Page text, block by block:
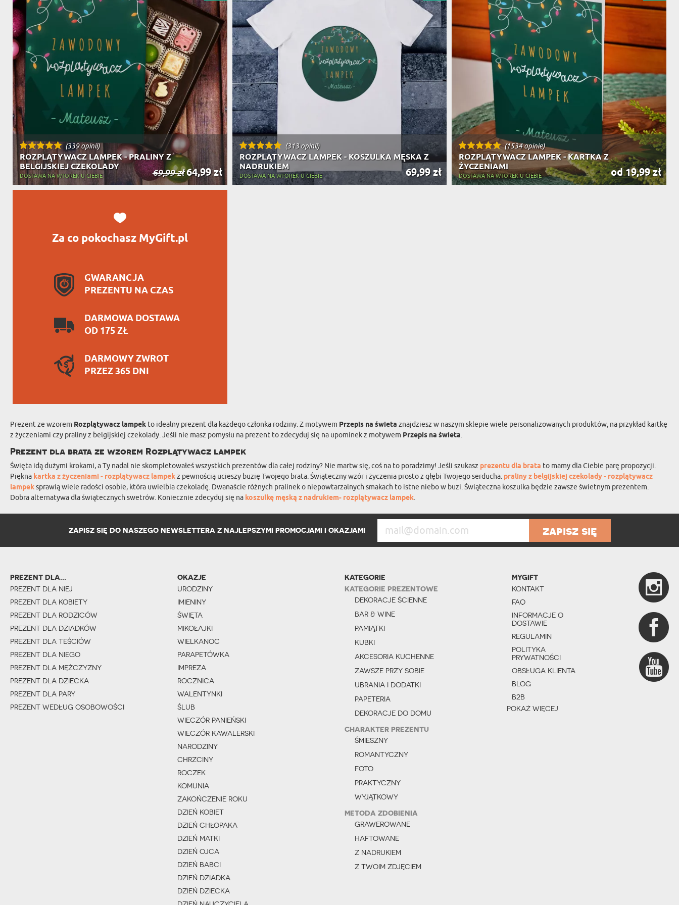
PREZENT DLATEŚCIÓW
PODRÓŻNIKA
ROWERZYSTY
SENIORA
SPORTOWCA
STRAŻAKA
SZEFA
WĘDKARZA
ŻARTOWNISIA
PRODUKTY SPOŻYWCZE
CHARAKTER PREZENTU
BESTSELLER
(339 opinii)
ROZPLĄTYWACZ LAMPEK - PRALINY Z
BELGIJSKIEJ CZEKOLADY
69,99 zł64,99 zł
DOSTAWA NA WTOREK U CIEBIE
(313 opinii)
ROZPLĄTYWACZ LAMPEK - KOSZULKA MĘSKA Z
NADRUKIEM
69,99 zł
DOSTAWA NA WTOREK U CIEBIE
Za co pokochasz MyGift.pl
GWARANCJA
PREZENTU NA CZAS
DARMOWA DOSTAWA
OD 175 ZŁ
DARMOWY ZWROT
PRZEZ 365 DNI
(1534 opinie)
ROZPLĄTYWACZ LAMPEK - KARTKA Z
ŻYCZENIAMI
od 19,99 zł
DOSTAWA NA WTOREK U CIEBIE
Prezent ze wzorem Rozplątywacz lampek to idealny prezent dla każdego członka rodziny. Z motywem Przepis na świeta znajdziesz w naszym sklepie wiele personalizowanych produktów, na przykład kartkę
z życzeniami czy praliny z belgijskiej czekolady. Jeśli nie masz pomysłu na prezent to zdecyduj się na upominek z motywem Przepis na świeta.
Prezent dla brata ze wzorem Rozplątywacz lampek
Święta idą dużymi krokami, a Ty nadal nie skompletowałeś wszystkich prezentów dla całej rodziny? Nie martw się, coś na to poradzimy! Jeśli szukasz prezentu dla brata to mamy dla Ciebie parę propozycji.
Piękna kartka z życzeniami - rozplątywacz lampekz pewnością ucieszy buzię Twojego brata. Świąteczny wzór i życzenia prosto z głębi Twojego serducha. praliny z belgijskiej czekolady - rozplątywacz
lampeksprawią wiele radości osobie, która uwielbia czekoladę. Dwanaście różnych pralinek o niepowtarzalnych smakach to istne niebo w buzi. Świąteczna koszulka będzie zawsze świetnym prezentem.
Dobra alternatywa dla świątecznych swetrów. Koniecznie zdecyduj się na koszulkę męską z nadrukiem- rozplątywacz lampek.
ZAPISZ SIĘ DO NASZEGO NEWSLETTERA Z NAJLEPSZYMI PROMOCJAMI I OKAZJAMI zapisz się
PREZENT DLA...
PREZENT DLA NIEJ
PREZENT DLA KOBIETY
PREZENT DLA RODZICÓW
PREZENT DLA DZIADKÓW
PREZENT DLA TEŚCIÓW
PREZENT DLA NIEGO
PREZENT DLA MĘŻCZYZNY
PREZENT DLA DZIECKA
PREZENT DLA PARY
PREZENT WEDŁUG OSOBOWOŚCI
OKAZJE
URODZINY
IMIENINY
ŚWIĘTA
MIKOŁAJKI
WIELKANOC
PARAPETÓWKA
IMPREZA
ROCZNICA
WALENTYNKI
ŚLUB
WIECZÓR PANIEŃSKI
WIECZÓR KAWALERSKI
NARODZINY
CHRZCINY
ROCZEK
KOMUNIA
ZAKOŃCZENIE ROKU
DZIEŃ KOBIET
DZIEŃ CHŁOPAKA
DZIEŃ MATKI
DZIEŃ OJCA
DZIEŃ BABCI
DZIEŃ DZIADKA
DZIEŃ DZIECKA
KATEGORIE
KATEGORIE PREZENTOWE
DEKORACJE ŚCIENNE
BAR & WINE
PAMIĄTKI
KUBKI
AKCESORIA KUCHENNE
ZAWSZE PRZY SOBIE
UBRANIA I DODATKI
PAPETERIA
DEKORACJE DO DOMU
CHARAKTER PREZENTU
ŚMIESZNY
ROMANTYCZNY
FOTO
PRAKTYCZNY
WYJĄTKOWY
METODA ZDOBIENIA
GRAWEROWANE
HAFTOWANE
Z NADRUKIEM
Z TWOIM ZDJĘCIEM
MYGIFT
KONTAKT
FAQ
INFORMACJE O
DOSTAWIE
REGULAMIN
POLITYKA
PRYWATNOŚCI
OBSŁUGA KLIENTA
BLOG
B2B
POKAŻ WIĘCEJ